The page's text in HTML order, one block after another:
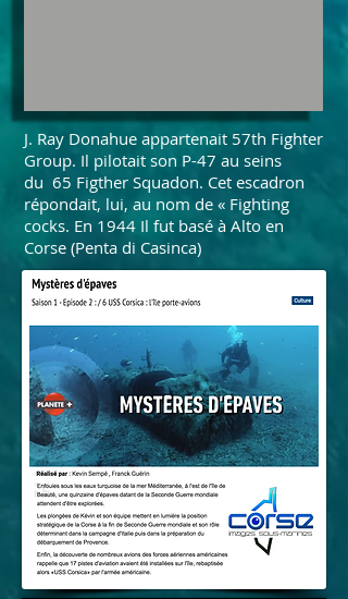
J. Ray Donahue appartenait 57th Fighter
Group. Il pilotait son P-47 au seins
du 65 Figther Squadon. Cet escadron
répondait, lui, au nom de « Fighting
cocks. En 1944 Il fut basé à Alto en
Corse (Penta di Casinca)